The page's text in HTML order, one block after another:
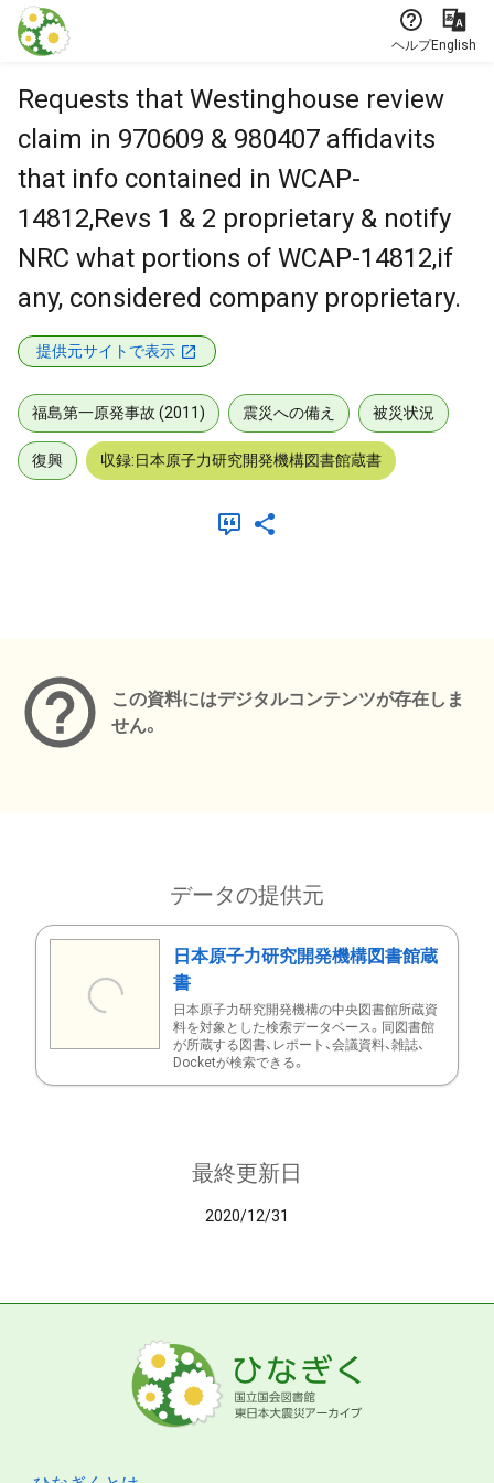
本文に飛ぶ
ヘルプEnglish
Requests that Westinghouse review
claim in 970609 & 980407 affidavits
that info contained in WCAP-
14812,Revs 1 & 2 proprietary & notify
NRC what portions of WCAP-14812,if
any, considered company proprietary.
提供元サイトで表示
福島第一原発事故 (2011) 震災への備え 被災状況
復興 収録:日本原子力研究開発機構図書館蔵書
この資料にはデジタルコンテンツが存在しま
せん。
データの提供元
日本原子力研究開発機構図書館蔵
書
日本原子力研究開発機構の中央図書館所蔵資
料を対象とした検索データベース。同図書館
が所蔵する図書、レポート、会議資料、雑誌、
Docketが検索できる。
最終更新日
2020/12/31